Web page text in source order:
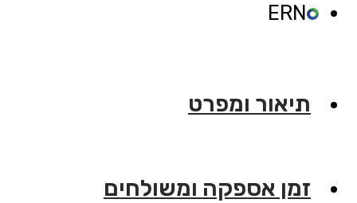
ERN
תיאור ומפרט
זמן אספקה ומשולחים